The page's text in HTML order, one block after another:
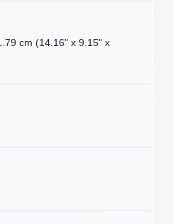
cm (14.16" x 9.15" x